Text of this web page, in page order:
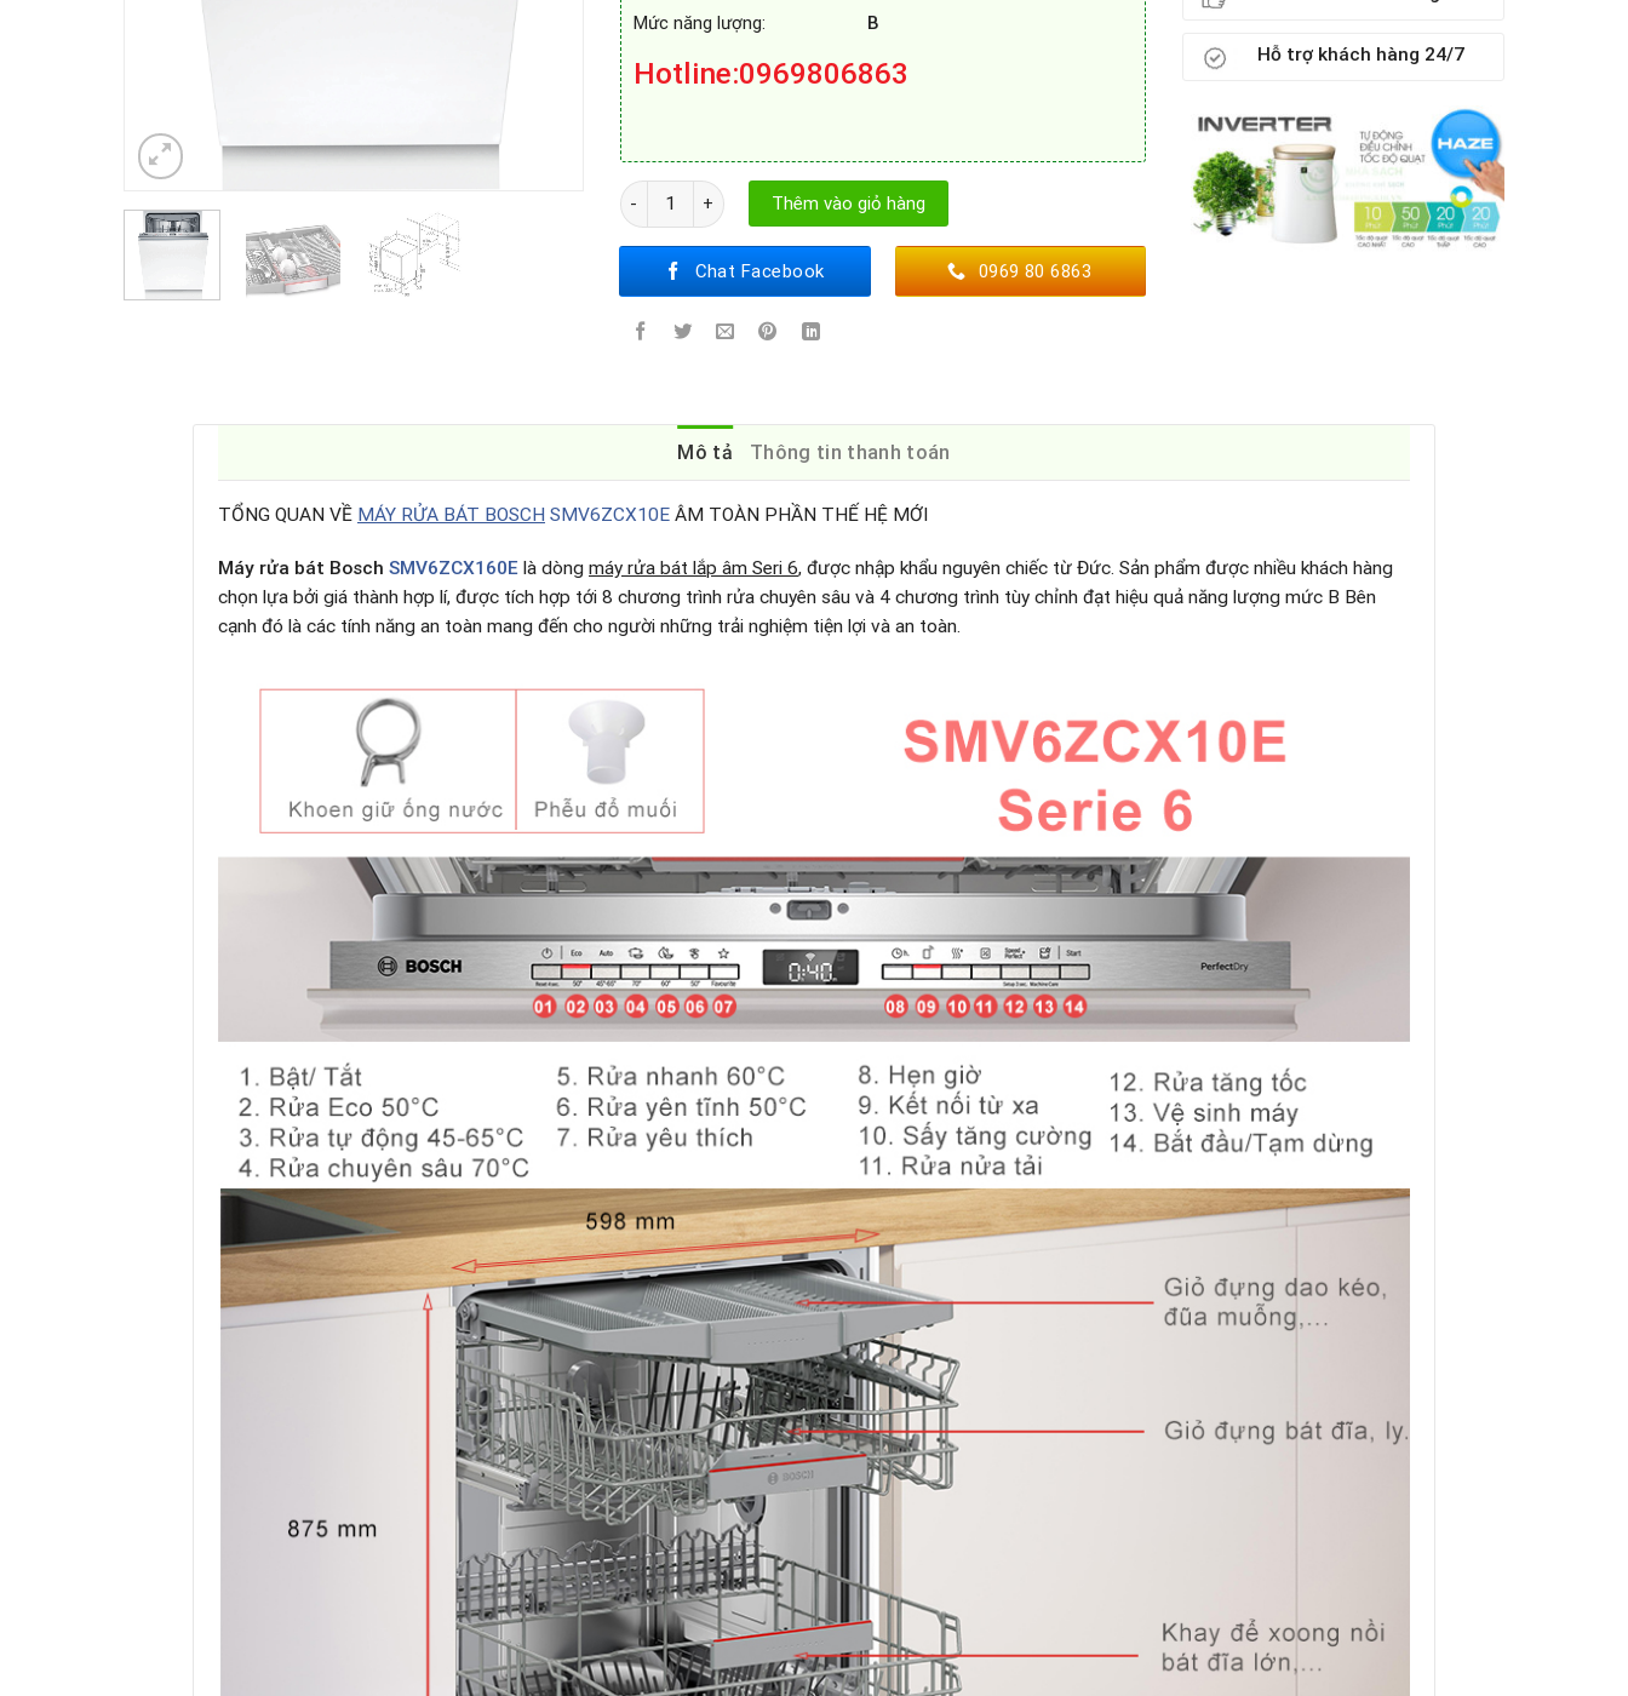
Mức năng lượng:
B
Hotline:0969806863
MÁY RỬA BÁT BOSCH SMV6ZCX10E số lượng
Thêm vào giỏ hàng
Chat Facebook 0969 80 6863
Hỗ trợ khách hàng 24/7
Mô tả Thông tin thanh toán
TỔNG QUAN VỀ MÁY RỬA BÁT BOSCH SMV6ZCX10E ÂM TOÀN PHẦN THẾ HỆ MỚI
Máy rửa bát Bosch SMV6ZCX160E là dòng máy rửa bát lắp âm Seri 6, được nhập khẩu nguyên chiếc từ Đức. Sản phẩm được nhiều khách hàng
chọn lựa bởi giá thành hợp lí, được tích hợp tới 8 chương trình rửa chuyên sâu và 4 chương trình tùy chỉnh đạt hiệu quả năng lượng mức B Bên
cạnh đó là các tính năng an toàn mang đến cho người những trải nghiệm tiện lợi và an toàn.